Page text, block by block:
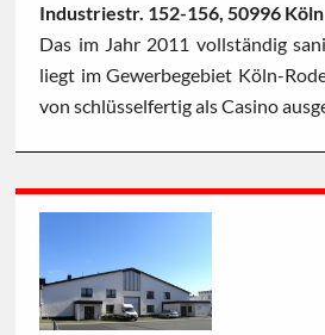
Industriestr. 152-156, 50996 Köln
Das im Jahr 2011 vollständig
liegt im Gewerbegebiet Köln-
von schlüsselfertig als Casino